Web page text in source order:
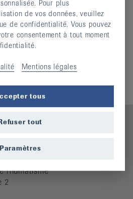
12h / 13h30 - 17h
midi fermé
rhumatisme
2
Pour plus
de vos données, veuillez
de confidentialité. Vous pouvez
consentement à tout moment
Mentions légales
tous
tout
Paramètres